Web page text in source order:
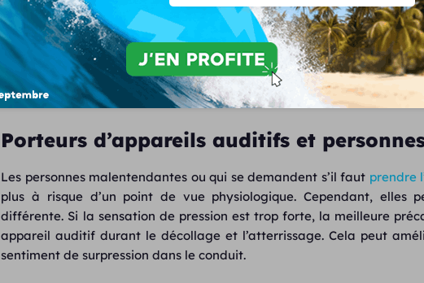
Les enfants et les bébés sont particulièrement vulnérables aux
essentielles. Premièrement, leurTrompe d’Eustache est plus courte et
ou du liquide moins efficace. Deuxièmement, ilsne peuvent pas
décompression. Il faut donc stimuler activement leur déglutition, par
ou une tétine.
Porteurs d’appareils auditifs et
Les personnes malentendantes ou qui se demandent s’il faut prendre
plus à risque d’un point de vue physiologique. Cependant, elles
différente. Si la sensation de pression est trop forte, la meilleure
appareil auditif durant le décollage et l’atterrissage. Cela peut
sentiment de surpression dans le conduit.